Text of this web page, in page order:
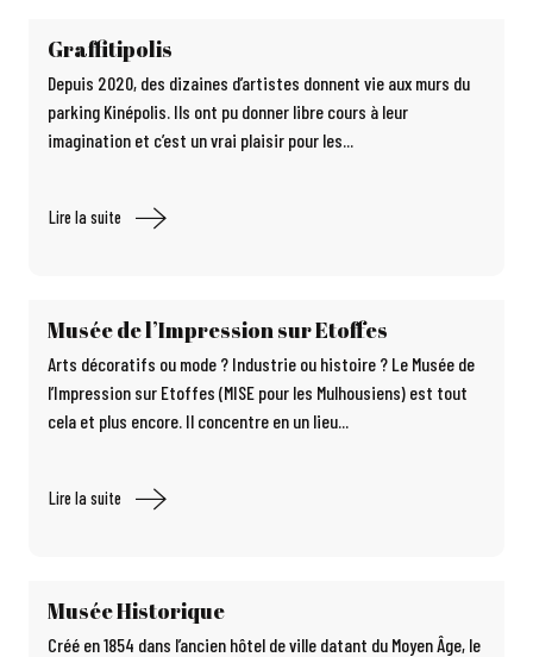
Graffitipolis
Depuis 2020, des dizaines d’artistes donnent vie aux murs du
parking Kinépolis. Ils ont pu donner libre cours à leur
imagination et c’est un vrai plaisir pour les...
Lire la suite
Musée de l’Impression sur Etoffes
Arts décoratifs ou mode ? Industrie ou histoire ? Le Musée de
l’Impression sur Etoffes (MISE pour les Mulhousiens) est tout
cela et plus encore. Il concentre en un lieu...
Lire la suite
Musée Historique
Créé en 1854 dans l’ancien hôtel de ville datant du Moyen Âge, le